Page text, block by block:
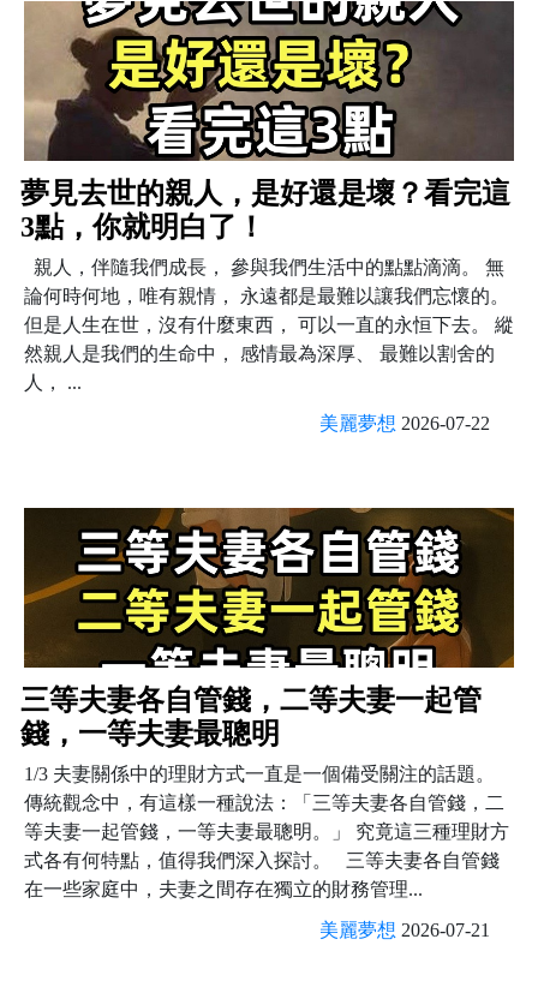
夢見去世的親人，是好還是壞？看完這
3點，你就明白了！
親人，伴隨我們成長， 參與我們生活中的點點滴滴。 無
論何時何地，唯有親情， 永遠都是最難以讓我們忘懷的。
但是人生在世，沒有什麼東西， 可以一直的永恒下去。 縱
然親人是我們的生命中， 感情最為深厚、 最難以割舍的
人， ...
美麗夢想 2026-07-22
三等夫妻各自管錢，二等夫妻一起管
錢，一等夫妻最聰明
1/3 夫妻關係中的理財方式一直是一個備受關注的話題。
傳統觀念中，有這樣一種說法：「三等夫妻各自管錢，二
等夫妻一起管錢，一等夫妻最聰明。」 究竟這三種理財方
式各有何特點，值得我們深入探討。 三等夫妻各自管錢
在一些家庭中，夫妻之間存在獨立的財務管理...
美麗夢想 2026-07-21